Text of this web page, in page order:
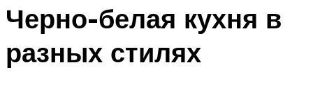
Черно-белая кухня в
разных стилях